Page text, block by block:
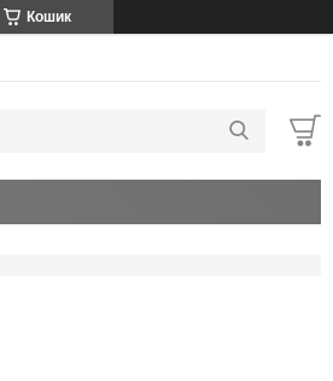
Кошик